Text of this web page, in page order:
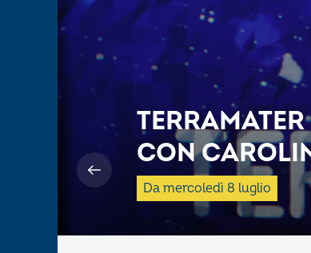
TERRAMATER
CON
Da mercoledì 8 luglio